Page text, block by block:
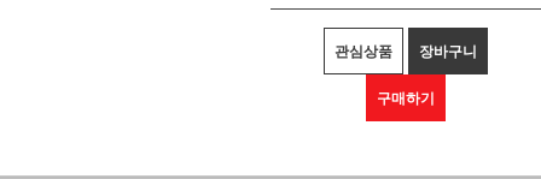
관심상품 장바구니
구매하기